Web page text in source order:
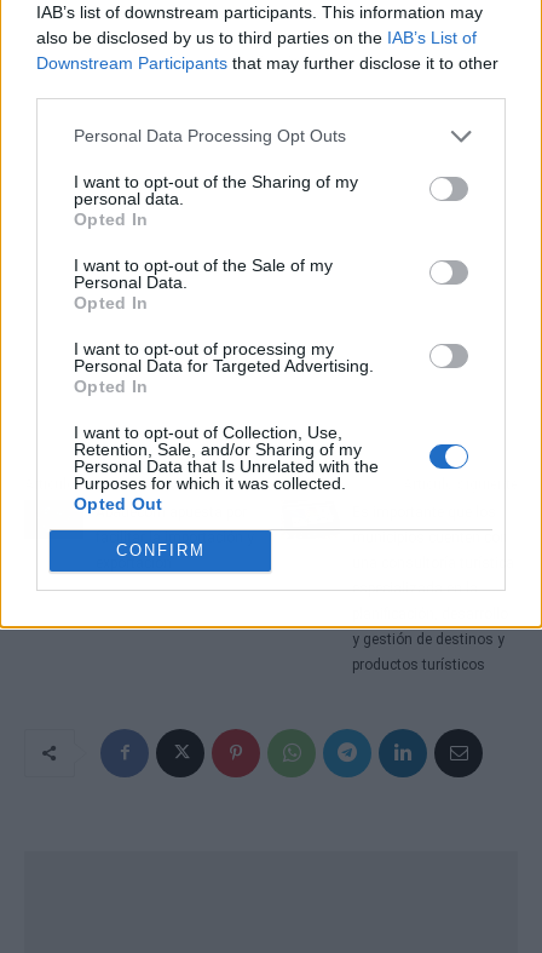
IAB’s list of downstream participants. This information may
also be disclosed by us to third parties on the IAB’s List of
Downstream Participants that may further disclose it to other
Personal Data Processing Opt Outs
I want to opt-out of the Sharing of my
personal data.
Opted In
I want to opt-out of the Sale of my
Personal Data.
Opted In
I want to opt-out of processing my
Personal Data for Targeted Advertising.
Opted In
I want to opt-out of Collection, Use,
Retention, Sale, and/or Sharing of my
Personal Data that Is Unrelated with the
Purposes for which it was collected.
Opted Out
CONFIRM
Publicidad
Artículo anterior
Abadecom apuesta por
especializada en la
y gestión de destinos y
productos turísticos